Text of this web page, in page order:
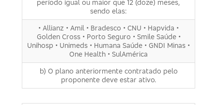
período igual ou maior que 12 (doze) meses,
sendo elas:
• Allianz • Amil • Bradesco • CNU • Hapvida •
Golden Cross • Porto Seguro • Smile Saúde •
Unihosp • Unimeds • Humana Saúde • GNDI Minas •
One Health • SulAmérica
b) O plano anteriormente contratado pelo
proponente deve estar ativo.